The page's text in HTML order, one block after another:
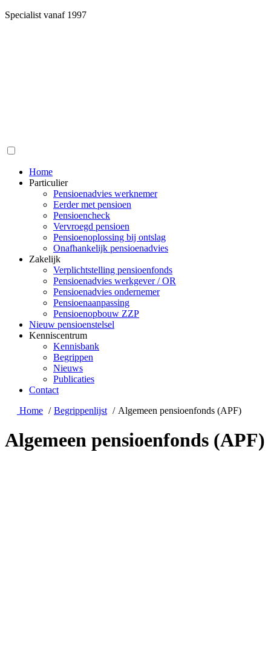
Specialist vanaf 1997
Home
Particulier
Pensioenadvies werknemer
Eerder met pensioen
Pensioencheck
Vervroegd pensioen
Pensioenoplossing bij ontslag
Onafhankelijk pensioenadvies
Zakelijk
Verplichtstelling pensioenfonds
Pensioenadvies werkgever / OR
Pensioenadvies ondernemer
Pensioenaanpassing
Pensioenopbouw ZZP
Nieuw pensioenstelsel
Kenniscentrum
Kennisbank
Begrippen
Nieuws
Publicaties
Contact
Home
Begrippenlijst Algemeen pensioenfonds (APF)
Algemeen pensioenfonds (APF)